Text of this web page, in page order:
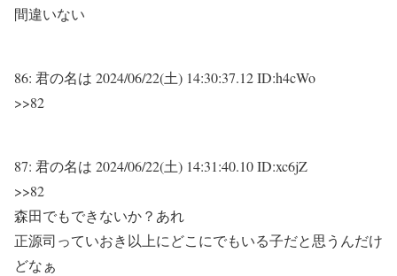
間違いない
86: 君の名は 2024/06/22(土) 14:30:37.12 ID:h4cWo
>>82
87: 君の名は 2024/06/22(土) 14:31:40.10 ID:xc6jZ
>>82
森田でもできないか？あれ
正源司っていおき以上にどこにでもいる子だと思うんだけ
どなぁ